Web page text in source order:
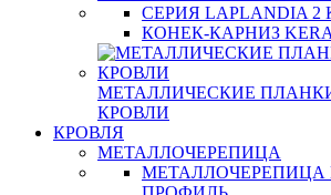
СЕРИЯ LAPLANDIA
КОНЕК-КАРНИЗ
МЕТАЛЛИЧЕСКИЕ
КРОВЛИ
КРОВЛЯ
МЕТАЛЛОЧЕРЕПИЦА
МЕТАЛЛОЧЕРЕПИЦА